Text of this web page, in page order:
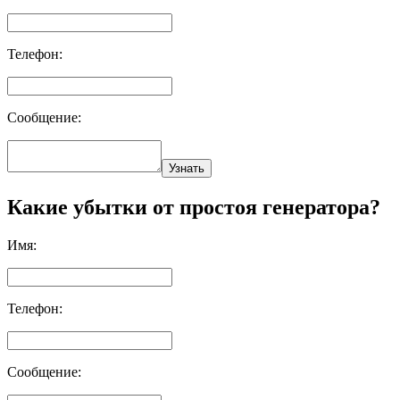
Телефон:
Сообщение:
Узнать
Какие убытки от простоя генератора?
Имя:
Телефон:
Сообщение: